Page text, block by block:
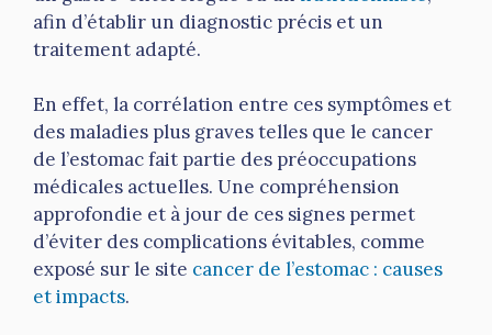
afin d’établir un diagnostic précis et un
traitement adapté.
En effet, la corrélation entre ces symptômes et
des maladies plus graves telles que le cancer
de l’estomac fait partie des préoccupations
médicales actuelles. Une compréhension
approfondie et à jour de ces signes permet
d’éviter des complications évitables, comme
exposé sur le site cancer de l’estomac : causes
et impacts.